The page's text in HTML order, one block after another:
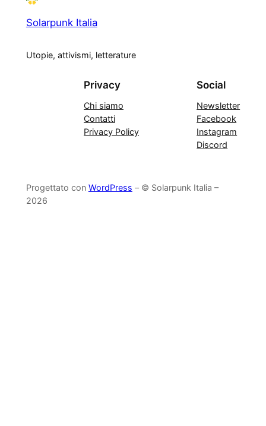
Solarpunk Italia
Utopie, attivismi, letterature
Privacy
Chi siamo
Contatti
Privacy Policy
Social
Newsletter
Facebook
Instagram
Discord
Progettato con WordPress – © Solarpunk Italia –
2026